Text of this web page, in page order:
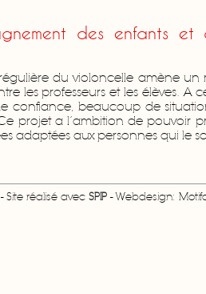
des enfants
du violoncelle amène un
les professeurs et les élèves. A
confiance, beaucoup de
projet a l’ambition de pouvoir
adaptées aux personnes qui le
Site réalisé avec SPIP - Webdesign: